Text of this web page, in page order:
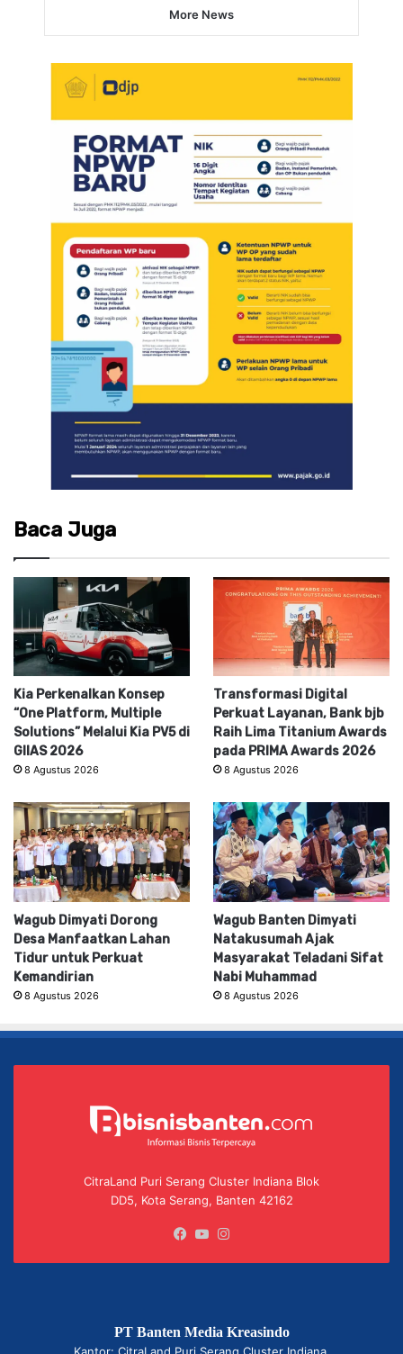
More News
Baca Juga
Kia Perkenalkan Konsep
“One Platform, Multiple
Solutions” Melalui Kia PV5 di
GIIAS 2026
8 Agustus 2026
Transformasi Digital
Perkuat Layanan, Bank bjb
Raih Lima Titanium Awards
pada PRIMA Awards 2026
8 Agustus 2026
Wagub Dimyati Dorong
Desa Manfaatkan Lahan
Tidur untuk Perkuat
Kemandirian
8 Agustus 2026
Wagub Banten Dimyati
Natakusumah Ajak
Masyarakat Teladani Sifat
Nabi Muhammad
8 Agustus 2026
CitraLand Puri Serang Cluster Indiana Blok
DD5, Kota Serang, Banten 42162
Facebook
YouTube
PT Banten Media Kreasindo